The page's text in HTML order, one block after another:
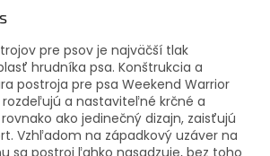
pre psov je najväčší tlak
hrudníka psa. Konštrukcia a
postroja pre psa Weekend Warrior
a nastaviteľné krčné a
ako jedinečný dizajn, zaisťujú
Vzhľadom na západkový uzáver na
sa postroj ľahko nasadzuje, bez toho